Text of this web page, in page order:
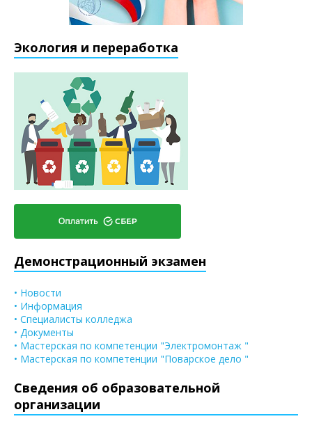
Экология и переработка
Демонстрационный экзамен
• Новости
• Информация
• Специалисты колледжа
• Документы
• Мастерская по компетенции "Электромонтаж "
• Мастерская по компетенции "Поварское дело "
Сведения об образовательной
организации